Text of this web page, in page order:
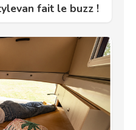
fait le buzz !